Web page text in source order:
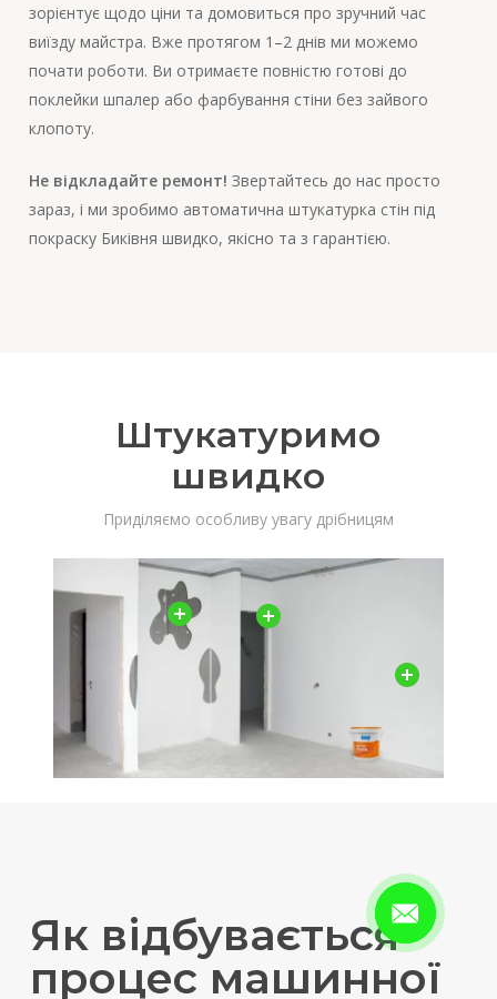
зорієнтує щодо ціни та домовиться про зручний час
виїзду майстра. Вже протягом 1–2 днів ми можемо
почати роботи. Ви отримаєте повністю готові до
поклейки шпалер або фарбування стіни без зайвого
клопоту.
Не відкладайте ремонт! Звертайтесь до нас просто
зараз, і ми зробимо автоматична штукатурка стін під
покраску Биківня швидко, якісно та з гарантією.
Штукатуримо
швидко
Приділяємо особливу увагу дрібницям
Як відбувається
процес машинної